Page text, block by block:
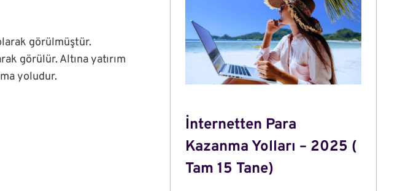
görülmüştür.
görülür. Altına yatırım
yoludur.
İnternetten Para
Kazanma Yolları – 2025 (
Tam 15 Tane)